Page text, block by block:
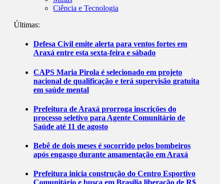
Ciência e Tecnologia
Últimas:
Defesa Civil emite alerta para ventos fortes em
Araxá entre esta sexta-feira e sábado
CAPS Maria Pirola é selecionado em projeto
nacional de qualificação e terá supervisão gratuita
em saúde mental
Prefeitura de Araxá prorroga inscrições do
processo seletivo para Agente Comunitário de
Saúde até 11 de agosto
Bebê de dois meses é socorrido pelos bombeiros
após engasgo durante amamentação em Araxá
Prefeitura inicia construção do Centro Esportivo